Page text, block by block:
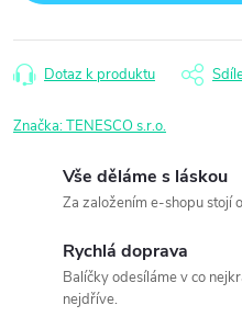
Dotaz k produktu
Značka:TENESCO s.r.o.
Vše děláme s láskou
Za založením e-shopu stojí
Rychlá doprava
Balíčky odesíláme v co
nejdříve.